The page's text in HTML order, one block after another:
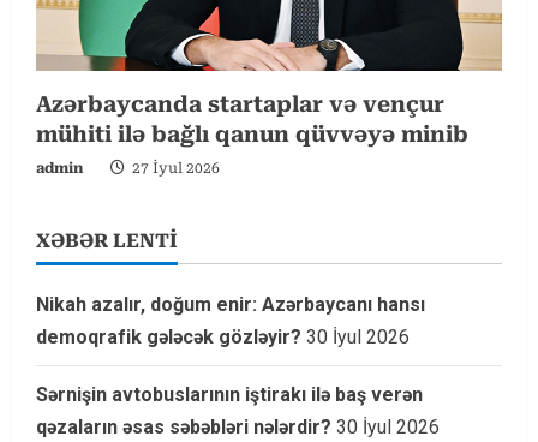
Azərbaycanda startaplar və vençur
mühiti ilə bağlı qanun qüvvəyə minib
admin 27 İyul 2026
XƏBƏR LENTİ
Nikah azalır, doğum enir: Azərbaycanı hansı
demoqrafik gələcək gözləyir? 30 İyul 2026
Sərnişin avtobuslarının iştirakı ilə baş verən
qəzaların əsas səbəbləri nələrdir? 30 İyul 2026